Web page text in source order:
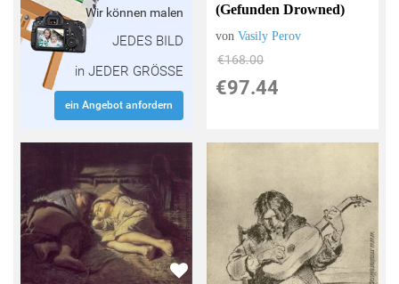
Wir können malen
JEDES BILD
in JEDER GRÖSSE
ein Angebot anfordern
(Gefunden Drowned)
vonVasily Perov
€168.00
€97.44